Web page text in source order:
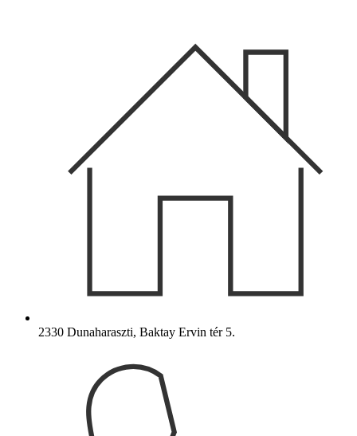
2330 Dunaharaszti, Baktay Ervin tér 5.